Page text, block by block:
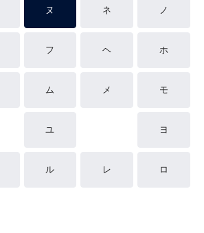
ヌ ネ ノ
フ ヘ ホ
ム メ モ
ユ ヨ
ル レ ロ